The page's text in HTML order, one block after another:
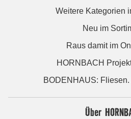
Weitere Kategorien
Neu im
Raus damit im
HORNBACH
BODENHAUS:
Über